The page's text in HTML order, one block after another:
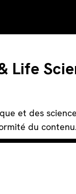
Life
et des
du contenu.